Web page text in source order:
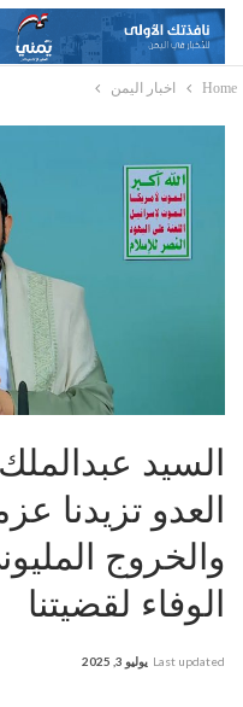
Home اخبار اليمن
السيد
العدو تزيدنا
والخروج
الوفاء لقضيتنا
Last updated يوليو 3, 2025